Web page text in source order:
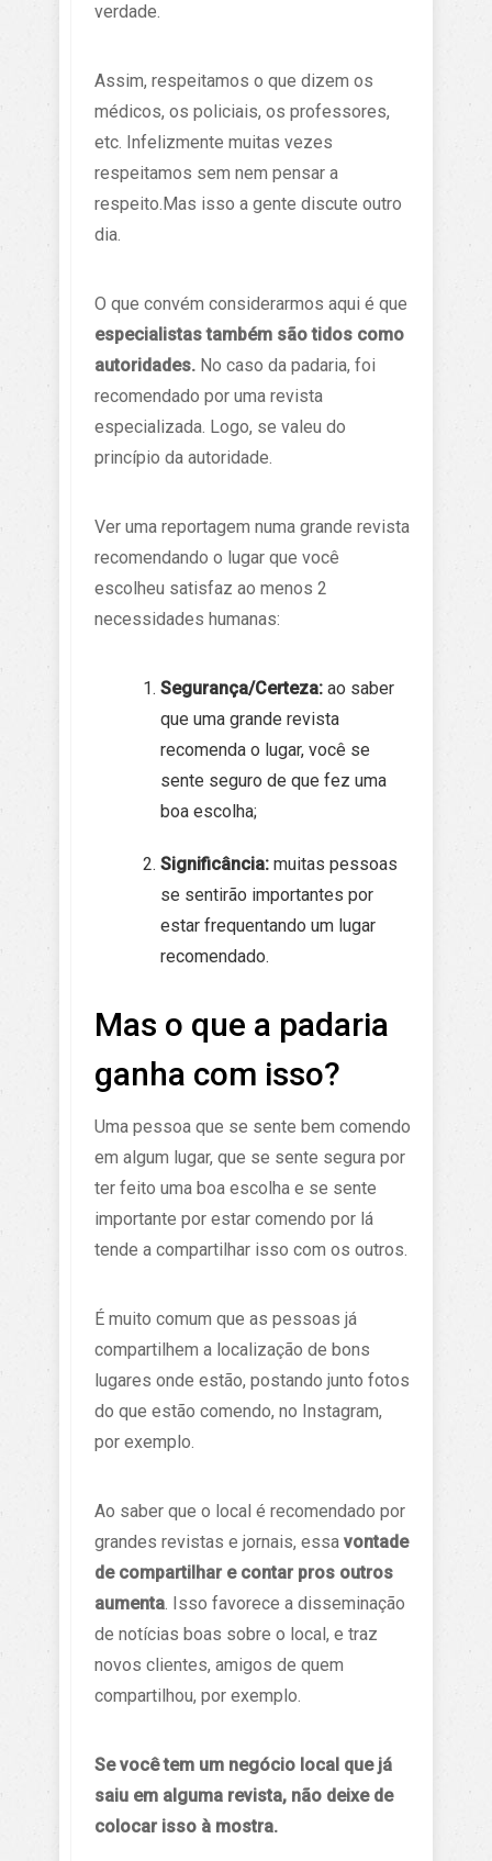
verdade.
Assim, respeitamos o que dizem os
médicos, os policiais, os professores,
etc. Infelizmente muitas vezes
respeitamos sem nem pensar a
respeito.Mas isso a gente discute outro
dia.
O que convém considerarmos aqui é que
especialistas também são tidos como
autoridades. No caso da padaria, foi
recomendado por uma revista
especializada. Logo, se valeu do
princípio da autoridade.
Ver uma reportagem numa grande revista
recomendando o lugar que você
escolheu satisfaz ao menos 2
necessidades humanas:
Segurança/Certeza: ao saber
que uma grande revista
recomenda o lugar, você se
sente seguro de que fez uma
boa escolha;
Significância: muitas pessoas
se sentirão importantes por
estar frequentando um lugar
recomendado.
Mas o que a padaria
ganha com isso?
Uma pessoa que se sente bem comendo
em algum lugar, que se sente segura por
ter feito uma boa escolha e se sente
importante por estar comendo por lá
tende a compartilhar isso com os outros.
É muito comum que as pessoas já
compartilhem a localização de bons
lugares onde estão, postando junto fotos
do que estão comendo, no Instagram,
por exemplo.
Ao saber que o local é recomendado por
grandes revistas e jornais, essa vontade
de compartilhar e contar pros outros
aumenta. Isso favorece a disseminação
de notícias boas sobre o local, e traz
novos clientes, amigos de quem
compartilhou, por exemplo.
Se você tem um negócio local que já
saiu em alguma revista, não deixe de
colocar isso à mostra.